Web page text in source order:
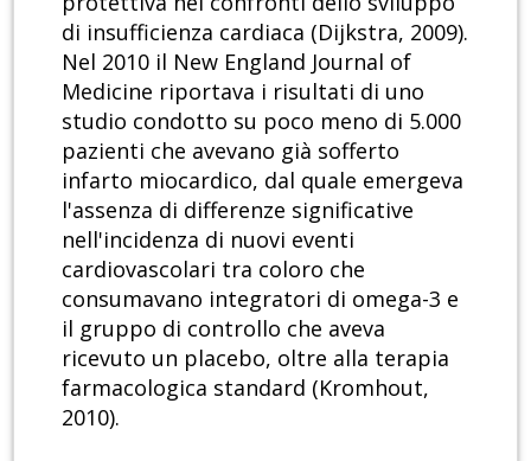
di insufficienza cardiaca (Dijkstra, 2009).
Nel 2010 il New England Journal of
Medicine riportava i risultati di uno
studio condotto su poco meno di 5.000
pazienti che avevano già sofferto
infarto miocardico, dal quale emergeva
l'assenza di differenze significative
nell'incidenza di nuovi eventi
cardiovascolari tra coloro che
consumavano integratori di omega-3 e
il gruppo di controllo che aveva
ricevuto un placebo, oltre alla terapia
farmacologica standard (Kromhout,
2010).